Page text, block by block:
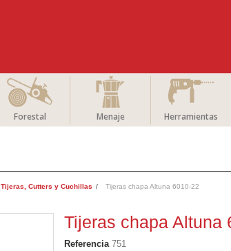
Forestal Menaje Herramientas
Tijeras, Cutters y Cuchillas Tijeras chapa Altuna 6010-22
Tijeras chapa Altuna
Referencia 751